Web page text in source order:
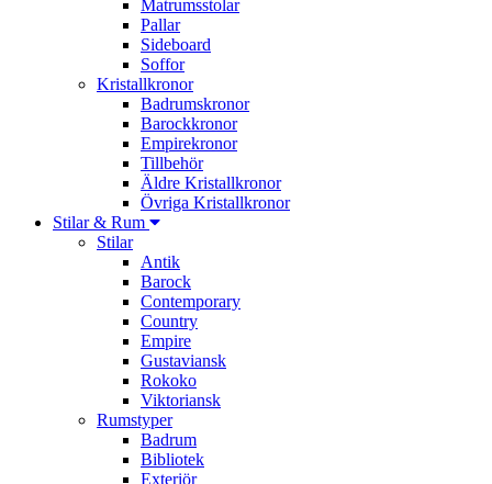
Matrumsstolar
Pallar
Sideboard
Soffor
Kristallkronor
Badrumskronor
Barockkronor
Empirekronor
Tillbehör
Äldre Kristallkronor
Övriga Kristallkronor
Stilar & Rum
Stilar
Antik
Barock
Contemporary
Country
Empire
Gustaviansk
Rokoko
Viktoriansk
Rumstyper
Badrum
Bibliotek
Exteriör